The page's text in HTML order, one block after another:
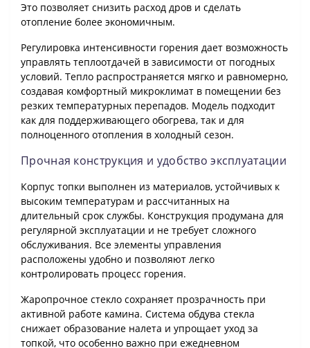
Это позволяет снизить расход дров и сделать
отопление более экономичным.
Регулировка интенсивности горения дает возможность
управлять теплоотдачей в зависимости от погодных
условий. Тепло распространяется мягко и равномерно,
создавая комфортный микроклимат в помещении без
резких температурных перепадов. Модель подходит
как для поддерживающего обогрева, так и для
полноценного отопления в холодный сезон.
Прочная конструкция и удобство эксплуатации
Корпус топки выполнен из материалов, устойчивых к
высоким температурам и рассчитанных на
длительный срок службы. Конструкция продумана для
регулярной эксплуатации и не требует сложного
обслуживания. Все элементы управления
расположены удобно и позволяют легко
контролировать процесс горения.
Жаропрочное стекло сохраняет прозрачность при
активной работе камина. Система обдува стекла
снижает образование налета и упрощает уход за
топкой, что особенно важно при ежедневном